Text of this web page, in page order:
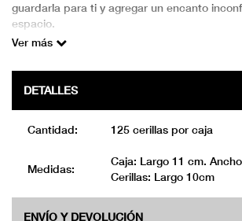
guardarla para ti y agregar un encanto
espacio.
Ver más
Cantidad: 125 cerillas por caja
Medidas:
Caja: Largo 11 cm.
Cerillas: Largo 10cm